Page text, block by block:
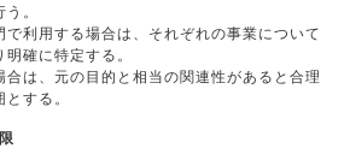
。
で利用する場合は、それぞれの事業について
確に特定する。
合は、元の目的と相当の関連性があると合理
する。